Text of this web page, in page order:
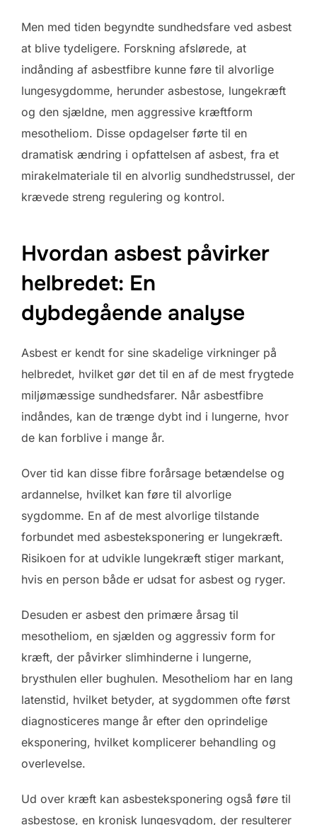
Men med tiden begyndte sundhedsfare ved asbest
at blive tydeligere. Forskning afslørede, at
indånding af asbestfibre kunne føre til alvorlige
lungesygdomme, herunder asbestose, lungekræft
og den sjældne, men aggressive kræftform
mesotheliom. Disse opdagelser førte til en
dramatisk ændring i opfattelsen af asbest, fra et
mirakelmateriale til en alvorlig sundhedstrussel, der
krævede streng regulering og kontrol.
Hvordan asbest påvirker
helbredet: En
dybdegående analyse
Asbest er kendt for sine skadelige virkninger på
helbredet, hvilket gør det til en af de mest frygtede
miljømæssige sundhedsfarer. Når asbestfibre
indåndes, kan de trænge dybt ind i lungerne, hvor
de kan forblive i mange år.
Over tid kan disse fibre forårsage betændelse og
ardannelse, hvilket kan føre til alvorlige
sygdomme. En af de mest alvorlige tilstande
forbundet med asbesteksponering er lungekræft.
Risikoen for at udvikle lungekræft stiger markant,
hvis en person både er udsat for asbest og ryger.
Desuden er asbest den primære årsag til
mesotheliom, en sjælden og aggressiv form for
kræft, der påvirker slimhinderne i lungerne,
brysthulen eller bughulen. Mesotheliom har en lang
latenstid, hvilket betyder, at sygdommen ofte først
diagnosticeres mange år efter den oprindelige
eksponering, hvilket komplicerer behandling og
overlevelse.
Ud over kræft kan asbesteksponering også føre til
asbestose, en kronisk lungesygdom, der resulterer